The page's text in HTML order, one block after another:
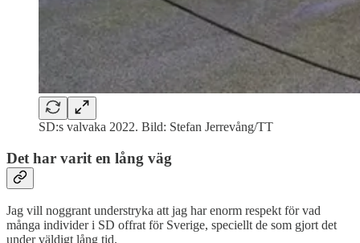
SD:s valvaka 2022. Bild: Stefan Jerrevång/TT
Det har varit en lång väg
Jag vill noggrant understryka att jag har enorm respekt för vad
många individer i SD offrat för Sverige, speciellt de som gjort det
under väldigt lång tid.